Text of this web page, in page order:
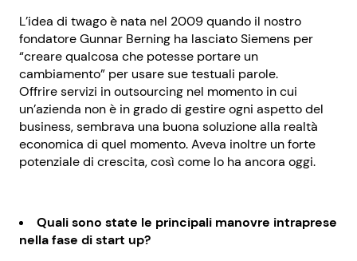
L’idea di twago è nata nel 2009 quando il nostro
fondatore Gunnar Berning ha lasciato Siemens per
“creare qualcosa che potesse portare un
cambiamento” per usare sue testuali parole.
Offrire servizi in outsourcing nel momento in cui
un’azienda non è in grado di gestire ogni aspetto del
business, sembrava una buona soluzione alla realtà
economica di quel momento. Aveva inoltre un forte
potenziale di crescita, così come lo ha ancora oggi.
Quali sono state le principali manovre intraprese
nella fase di start up?